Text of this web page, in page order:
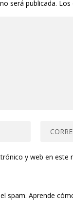
será publicada. Los
y web en este
spam.Aprende